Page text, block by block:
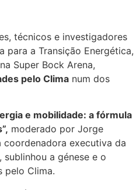
técnicos e investigadores
para a Transição Energética,
Super Bock Arena,
pelo Clima num dos
e mobilidade: a fórmula
moderado por Jorge
executiva da
, sublinhou a génese e o
pelo Clima.